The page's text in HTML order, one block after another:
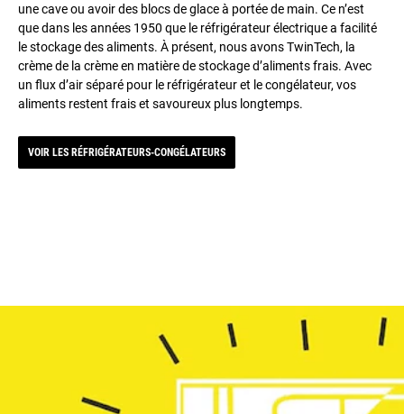
une cave ou avoir des blocs de glace à portée de main. Ce n’est
que dans les années 1950 que le réfrigérateur électrique a facilité
le stockage des aliments. À présent, nous avons TwinTech, la
crème de la crème en matière de stockage d’aliments frais. Avec
un flux d’air séparé pour le réfrigérateur et le congélateur, vos
aliments restent frais et savoureux plus longtemps.
VOIR LES RÉFRIGÉRATEURS-CONGÉLATEURS